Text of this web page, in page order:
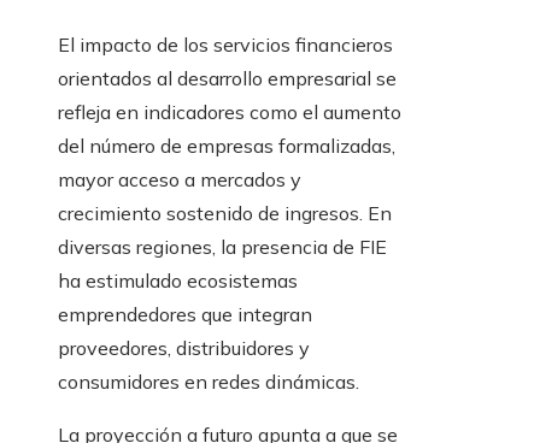
El impacto de los servicios financieros
orientados al desarrollo empresarial se
refleja en indicadores como el aumento
del número de empresas formalizadas,
mayor acceso a mercados y
crecimiento sostenido de ingresos. En
diversas regiones, la presencia de FIE
ha estimulado ecosistemas
emprendedores que integran
proveedores, distribuidores y
consumidores en redes dinámicas.
La proyección a futuro apunta a que se